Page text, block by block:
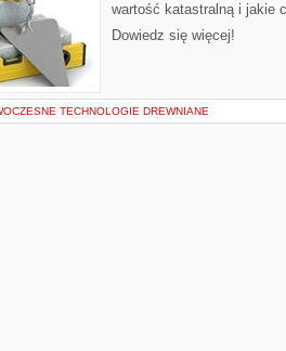
wartość katastralną i jakie
Dowiedz się więcej!
TECHNOLOGIE DREWNIANE